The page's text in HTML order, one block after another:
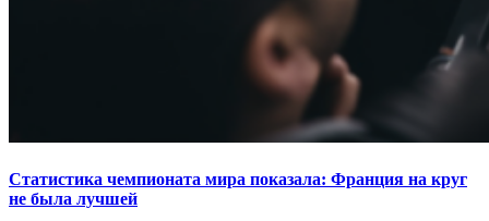
Статистика чемпионата мира показала: Франция на круг
не была лучшей